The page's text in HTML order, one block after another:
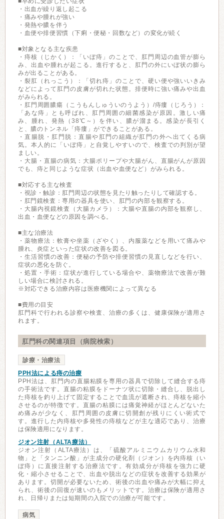
・出血が繰り返し起こる
・痛みや腫れが強い
・発熱や膿を伴う
・血便や排便習慣（下痢・便秘・回数など）の変化が続く
■対象となる主な疾患
・痔核（じかく）：「いぼ痔」のことで、肛門周辺の血管が膨ら
み、出血や腫れが起こる。進行すると、肛門の外にいぼ状の膨ら
みが出ることがある。
・裂肛（れっこう）：「切れ痔」のことで、硬い便や強いいきみ
などによって肛門の皮膚が切れた状態。排便時に強い痛みや出血
がみられる。
・肛門周囲膿瘍（こうもんしゅういのうよう）/痔瘻（じろう）：
「あな痔」とも呼ばれ、肛門周囲の細菌感染が原因。激しい痛
み、腫れ、発熱（38℃～）を伴い、膿が溜まる。感染が長引く
と、膿のトンネル「痔瘻」ができることがある。
・直腸脱・肛門脱：直腸や肛門の組織が肛門の外へ出てくる病
気。本人的に「いぼ痔」と自覚しやすいので、検査での判別が望
ましい。
・大腸・直腸の病気：大腸ポリープや大腸がん、直腸がんが原因
でも、痔と同じような症状（出血や血便など）がみられる。
■対応する主な検査
・視診・触診：肛門周辺の状態を見たり触ったりして確認する。
・肛門鏡検査：専用の器具を使い、肛門の内部を観察する。
・大腸内視鏡検査（大腸カメラ）：大腸や直腸の内部を観察し、
出血・血便などの原因を調べる。
■主な治療法
・薬物療法：軟膏や坐薬（ざやく）、内服薬などを用いて痛みや
腫れ、炎症といった症状の改善を図る。
・生活習慣の改善：便秘の予防や排便習慣の見直しなどを行い、
症状の悪化を防ぐ。
・処置・手術：症状が進行している場合や、薬物療法で改善が難
しい場合に検討される。
※対応できる治療内容は医療機関によって異なる
■費用の目安
肛門科で行われる診察や検査、治療の多くは、健康保険が適用さ
れます。
肛門科の関連項目（病院検索）
診療・治療法
PPH法による痔の治療
PPH法は、肛門内の直腸粘膜を専用の器具で切除して縫合する痔
の手術法です。直腸の粘膜をドーナツ状に切除・縫合し、脱出し
た痔核を釣り上げて固定することで血流が遮断され、痔核を縮小
させるのが特徴です。直腸の粘膜には痛覚神経がほとんどないた
め痛みが少なく、肛門周囲の皮膚に切開創が残りにくい術式で
す。進行した内痔核や多発性の痔核などが主な適応であり、治療
は保険適用になります。
ジオン注射（ALTA療法）
ジオン注射（ALTA療法）は、「硫酸アルミニウムカリウム水和
物」と「タンニン酸」が主成分の硬化剤（ジオン）を内痔核（い
ぼ痔）に直接注射する治療法です。有効成分が痔核を強力に硬
化・縮小させることで、出血や脱出などの症状を改善する効果が
あります。切開が必要ないため、術後の出血や痛みが大幅に抑え
られ、術後の回復が速いのもメリットです。治療は保険が適用さ
れ、日帰りまたは短期間の入院での治療が可能です。
病気